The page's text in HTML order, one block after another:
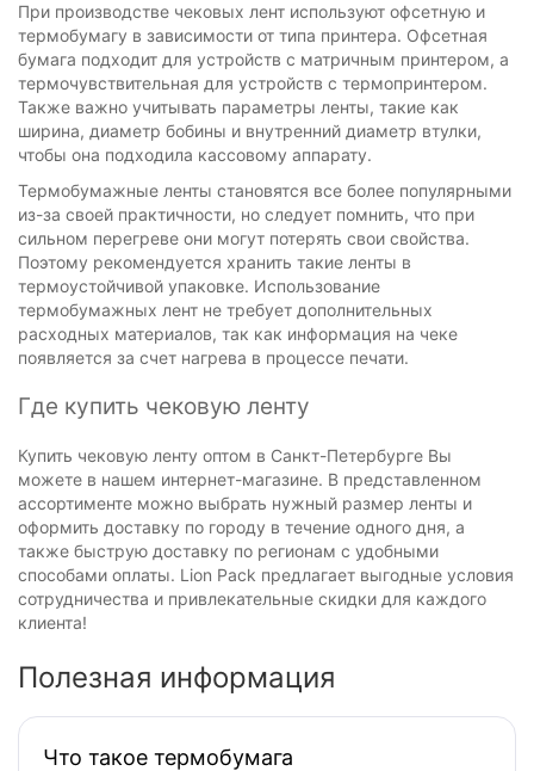
При производстве чековых лент используют офсетную и
термобумагу в зависимости от типа принтера. Офсетная
бумага подходит для устройств с матричным принтером, а
термочувствительная для устройств с термопринтером.
Также важно учитывать параметры ленты, такие как
ширина, диаметр бобины и внутренний диаметр втулки,
чтобы она подходила кассовому аппарату.
Термобумажные ленты становятся все более популярными
из-за своей практичности, но следует помнить, что при
сильном перегреве они могут потерять свои свойства.
Поэтому рекомендуется хранить такие ленты в
термоустойчивой упаковке. Использование
термобумажных лент не требует дополнительных
расходных материалов, так как информация на чеке
появляется за счет нагрева в процессе печати.
Где купить чековую ленту
Купить чековую ленту оптом в Санкт-Петербурге Вы
можете в нашем интернет-магазине. В представленном
ассортименте можно выбрать нужный размер ленты и
оформить доставку по городу в течение одного дня, а
также быструю доставку по регионам с удобными
способами оплаты. Lion Pack предлагает выгодные условия
сотрудничества и привлекательные скидки для каждого
клиента!
Полезная информация
Что такое термобумага